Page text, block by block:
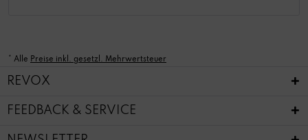
* Alle Preise inkl. gesetzl. Mehrwertsteuer
REVOX
FEEDBACK & SERVICE